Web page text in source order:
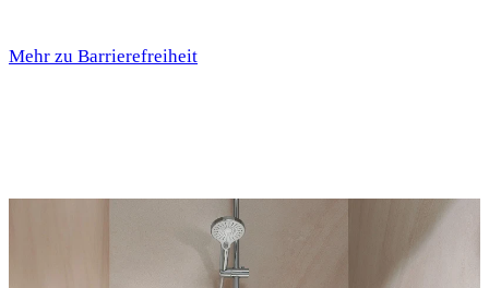
Mehr zu Barrierefreiheit